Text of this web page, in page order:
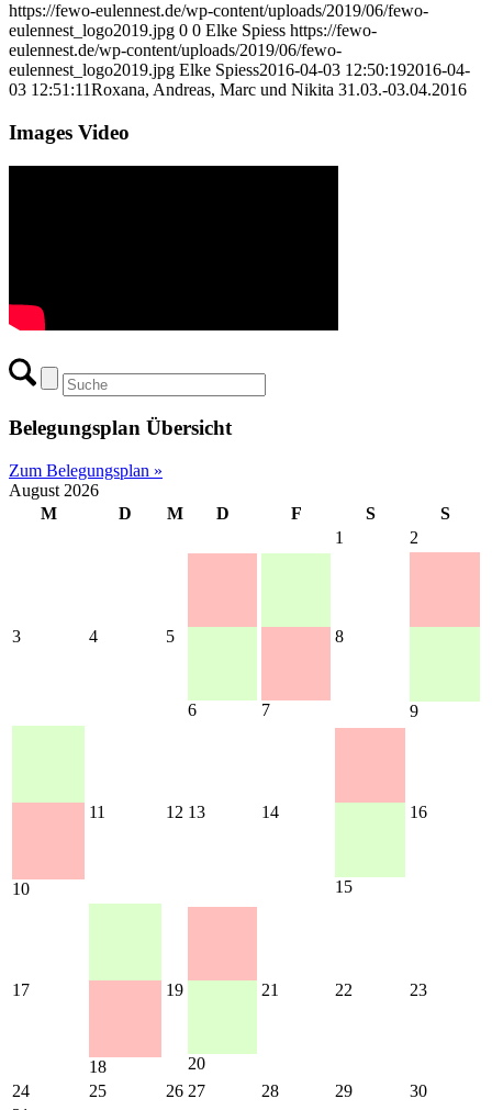
https://fewo-eulennest.de/wp-content/uploads/2019/06/fewo-
eulennest_logo2019.jpg 0 0 Elke Spiess https://fewo-
eulennest.de/wp-content/uploads/2019/06/fewo-
eulennest_logo2019.jpg Elke Spiess2016-04-03 12:50:192016-04-
03 12:51:11Roxana, Andreas, Marc und Nikita 31.03.-03.04.2016
Images Video
Belegungsplan Übersicht
Zum Belegungsplan »
August 2026
M
D M D F S
S
1
2
3 4 5
6 7
8
9
10
11 12 13 14
15
16
17
18
19
20
21 22 23
24 25 26 27 28 29
30